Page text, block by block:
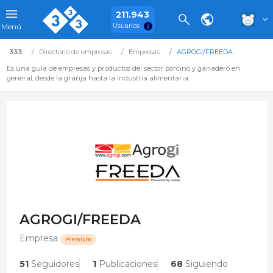
Menú
211.943
Usuarios
333 Directorio de empresas Empresas
AGROGI/FREEDA
Es una guía de empresas y productos del sector porcino y ganadero en
general, desde la granja hasta la industria alimentaria.
AGROGI/FREEDA
Empresa Premium
51Seguidores 1Publicaciones 68Siguiendo